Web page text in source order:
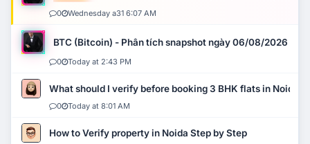
0 Wednesday a31 6:07 AM
BTC (Bitcoin) - Phân tích snapshot ngày 06/08/2026
0 Today at 2:43 PM
What should I verify before booking 3 BHK flats in Noida?
0 Today at 8:01 AM
How to Verify property in Noida Step by Step